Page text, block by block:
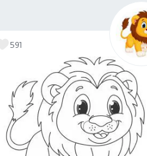
Распечатать и скачать
591